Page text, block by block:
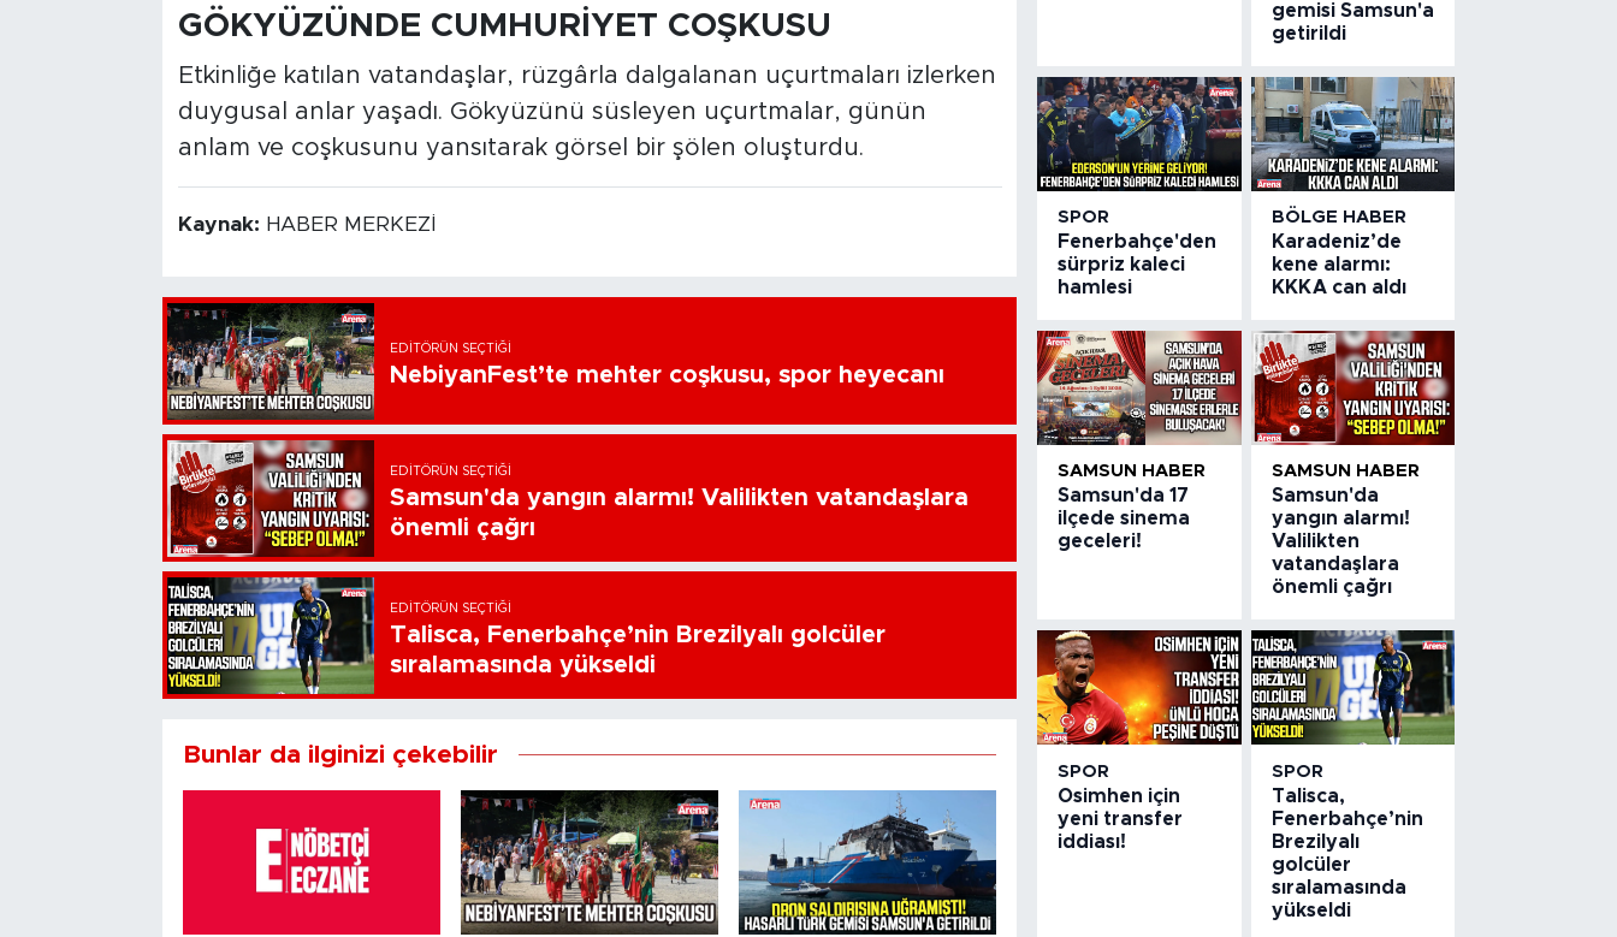
GÖKYÜZÜNDE CUMHURİYET COŞKUSU
Etkinliğe katılan vatandaşlar, rüzgârla dalgalanan uçurtmaları izlerken
duygusal anlar yaşadı. Gökyüzünü süsleyen uçurtmalar, günün
anlam ve coşkusunu yansıtarak görsel bir şölen oluşturdu.
Kaynak: HABER MERKEZİ
EDITÖRÜN SEÇTIĞI
NebiyanFest’te mehter coşkusu, spor heyecanı
EDITÖRÜN SEÇTIĞI
Samsun'da yangın alarmı! Valilikten vatandaşlara
önemli çağrı
EDITÖRÜN SEÇTIĞI
Talisca, Fenerbahçe’nin Brezilyalı golcüler
sıralamasında yükseldi
Bunlar da ilginizi çekebilir
gemisi Samsun'a
getirildi
SPOR
Fenerbahçe'den
sürpriz kaleci
hamlesi
BÖLGE HABER
Karadeniz’de
kene alarmı:
KKKA can aldı
SAMSUN HABER
Samsun'da 17
ilçede sinema
geceleri!
SAMSUN HABER
Samsun'da
yangın alarmı!
Valilikten
vatandaşlara
önemli çağrı
SPOR
Osimhen için
yeni transfer
iddiası!
SPOR
Talisca,
Fenerbahçe’nin
Brezilyalı
golcüler
sıralamasında
yükseldi